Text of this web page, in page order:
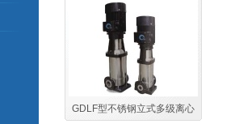
GDLF型不锈钢立式多级离心